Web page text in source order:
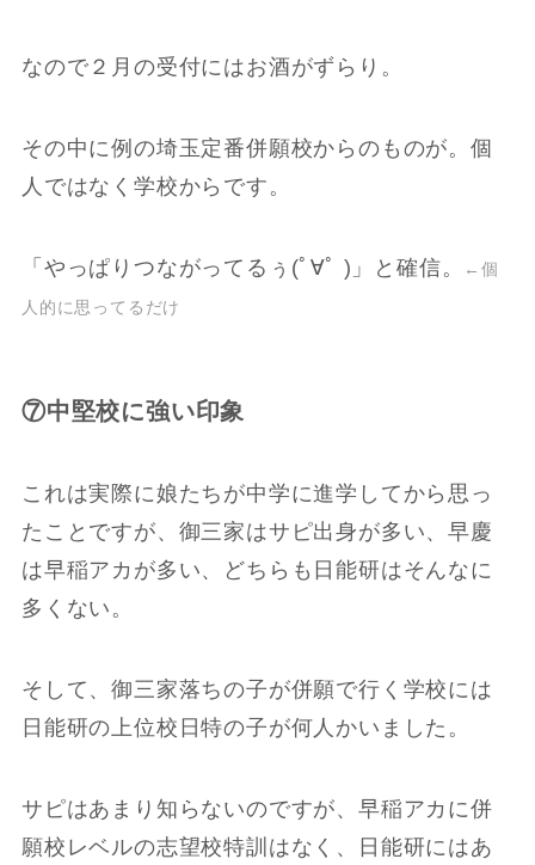
なので２月の受付にはお酒がずらり。
その中に例の埼玉定番併願校からのものが。個
人ではなく学校からです。
「やっぱりつながってるぅ(ﾟ∀ﾟ )」と確信。
←個
人的に思ってるだけ
⑦中堅校に強い印象
これは実際に娘たちが中学に進学してから思っ
たことですが、御三家はサピ出身が多い、早慶
は早稲アカが多い、どちらも日能研はそんなに
多くない。
そして、御三家落ちの子が併願で行く学校には
日能研の上位校日特の子が何人かいました。
サピはあまり知らないのですが、早稲アカに併
願校レベルの志望校特訓はなく、日能研にはあ